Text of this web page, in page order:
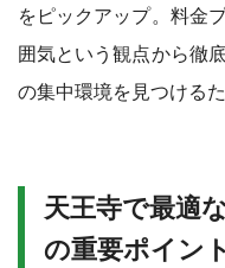
をピックアップ。料金
囲気という観点から徹
の集中環境を見つける
天王寺で最適
の重要ポイント